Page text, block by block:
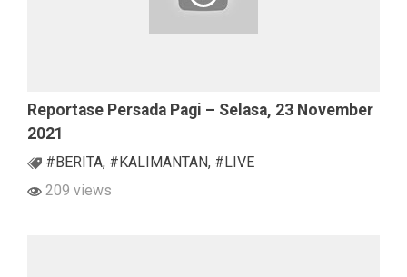
Reportase Persada Pagi – Selasa, 23 November
2021
#BERITA, #KALIMANTAN, #LIVE
209 views